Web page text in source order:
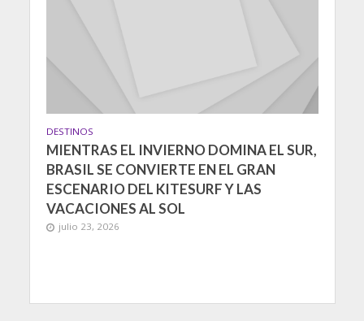
DESTINOS
MIENTRAS EL INVIERNO DOMINA EL SUR,
BRASIL SE CONVIERTE EN EL GRAN
ESCENARIO DEL KITESURF Y LAS
VACACIONES AL SOL
julio 23, 2026